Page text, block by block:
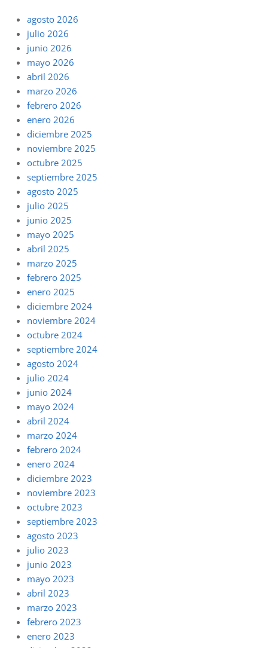
agosto 2026
julio 2026
junio 2026
mayo 2026
abril 2026
marzo 2026
febrero 2026
enero 2026
diciembre 2025
noviembre 2025
octubre 2025
septiembre 2025
agosto 2025
julio 2025
junio 2025
mayo 2025
abril 2025
marzo 2025
febrero 2025
enero 2025
diciembre 2024
noviembre 2024
octubre 2024
septiembre 2024
agosto 2024
julio 2024
junio 2024
mayo 2024
abril 2024
marzo 2024
febrero 2024
enero 2024
diciembre 2023
noviembre 2023
octubre 2023
septiembre 2023
agosto 2023
julio 2023
junio 2023
mayo 2023
abril 2023
marzo 2023
febrero 2023
enero 2023